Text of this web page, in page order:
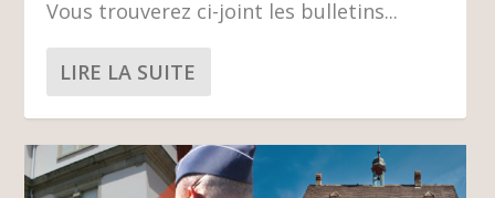
Vous trouverez ci-joint les bulletins...
LIRE LA SUITE